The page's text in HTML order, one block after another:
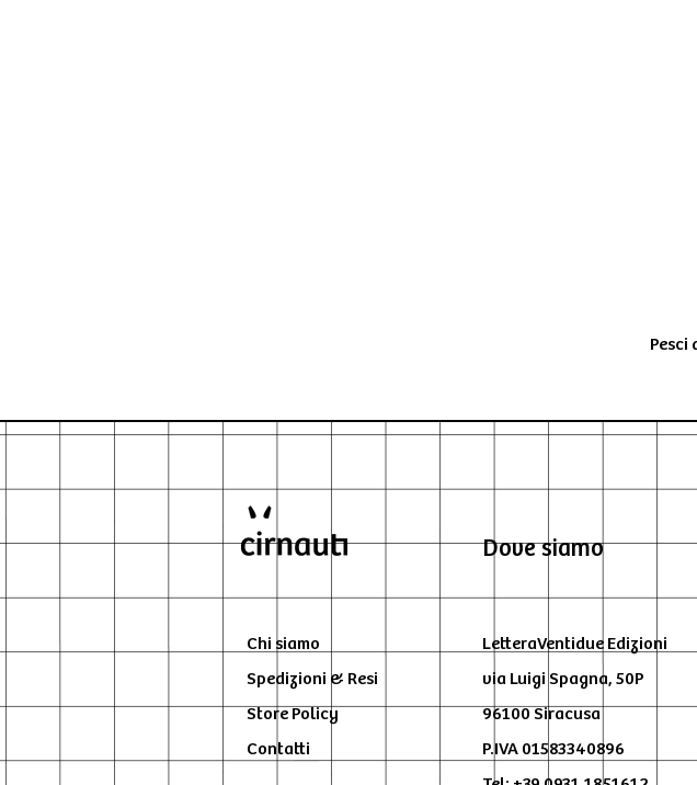
Pesci
Chi siamo
Spedizioni & Resi
Store Policy
Contatti
Dove siamo
LetteraVentidue Edizioni
via Luigi Spagna, 50P
96100 Siracusa
P.IVA 01583340896